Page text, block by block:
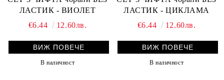
ЛАСТИК - ВИОЛЕТ
€6.44
12.60лв.
ВИЖ ПОВЕЧЕ
В наличност
ЛАСТИК - ЦИКЛАМА
€6.44
12.60лв.
ВИЖ ПОВЕЧЕ
В наличност